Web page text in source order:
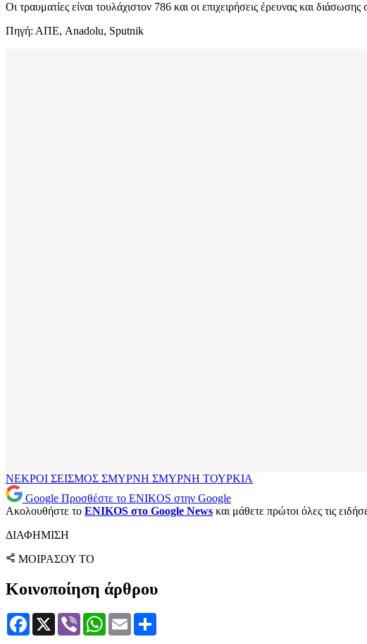
Οι τραυματίες είναι τουλάχιστον 786 και οι επιχειρήσεις έρευνας και
Πηγή: ΑΠΕ, Anadolu, Sputnik
ΝΕΚΡΟΙ ΣΕΙΣΜΟΣ ΣΜΥΡΝΗ ΣΜΥΡΝΗ ΤΟΥΡΚΙΑ
Google Προσθέστε το ENIKOS στην Google
Ακολουθήστε το ENIKOS στο Google News και μάθετε πρώτοι όλες τις
ΔΙΑΦΗΜΙΣΗ
ΜΟΙΡΑΣΟΥ ΤΟ
Κοινοποίηση άρθρου
Facebook
X Viber WhatsApp
Email